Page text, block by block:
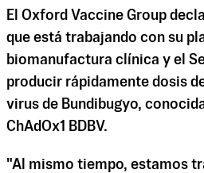
El Oxford Vaccine Group
que está trabajando con su
biomanufactura clínica y el
producir rápidamente dosis
virus de Bundibugyo,
ChAdOx1 BDBV.
"Al mismo tiempo, estamos